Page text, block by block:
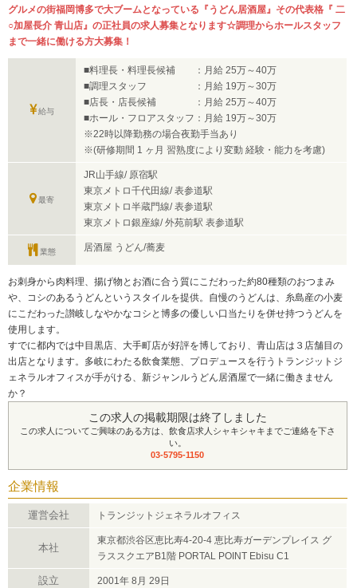
グルメの街福岡博多で大ブームとなっている『うどん居酒屋』その代表格『 二
○加屋長介 青山店』の正社員の求人募集となります☆調理からホールスタッフ
まで一緒に働ける方大募集！
給与
■料理長・料理長候補 ：月給 25万～40万
■調理スタッフ ：月給 19万～30万
■店長・店長候補 ：月給 25万～40万
■ホール・フロアスタッフ：月給 19万～30万
※22時以降勤務の場合夜勤手当あり
※(研修期間 1 ヶ月 習熟度により変動 経験・能力を考慮)
最寄
JR山手線/ 原宿駅
東京メトロ千代田線/ 表参道駅
東京メトロ半蔵門線/ 表参道駅
東京メトロ銀座線/ 外苑前駅 表参道駅
業態 居酒屋 うどん/蕎麦
お刺身から肉料理、揚げ物とお酒に合う質にこだわった約80種類のおつまみ
や、コシのあるうどんというスタイルを提供。自慢のうどんは、糸島産の小麦
にこだわった讃岐しなやかなコシと博多の優しい口当たりを併せ持つうどんを
使用します。
すでに都内では中目黒店、大手町店が好評を博しており、青山店は３店舗目の
出店となります。多岐にわたる飲食業態、プロデュースを行うトランジットジ
ェネラルオフィスが手がける、新ジャンルうどん居酒屋で一緒に働きません
か？
この求人の掲載期限は終了しました
この求人についてご興味のある方は、飲食店求人シャキシャキまでご連絡を下さ
い。
03-5795-1150
企業情報
運営会社 トランジットジェネラルオフィス
本社
東京都渋谷区恵比寿4-20-4 恵比寿ガーデンプレイス グ
ラススクエアB1階 PORTAL POINT Ebisu C1
設立 2001年 8月 29日